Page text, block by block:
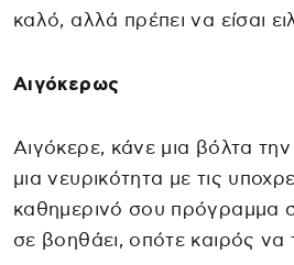
καλό, αλλά πρέπει να είσαι
Αιγόκερως
Αιγόκερε, κάνε μια βόλτα την
μια νευρικότητα με τις
καθημερινό σου πρόγραμμα
σε βοηθάει, οπότε καιρός να